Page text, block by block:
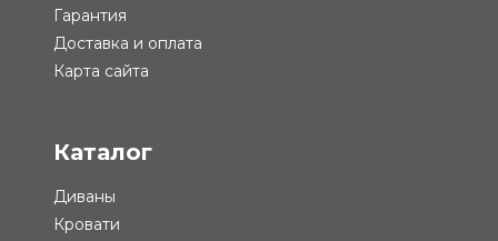
Гарантия
Доставка и оплата
Карта сайта
Каталог
Диваны
Кровати